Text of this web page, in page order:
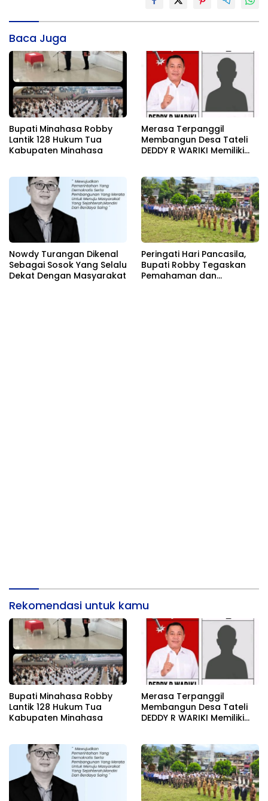
Baca Juga
Bupati Minahasa Robby
Lantik 128 Hukum Tua
Kabupaten Minahasa
Merasa Terpanggil
Membangun Desa Tateli
DEDDY R WARIKI Memiliki
Nowdy Turangan Dikenal
Sebagai Sosok Yang Selalu
Dekat Dengan Masyarakat
Peringati Hari Pancasila,
Bupati Robby Tegaskan
Pemahaman dan
Rekomendasi untuk kamu
Bupati Minahasa Robby
Lantik 128 Hukum Tua
Kabupaten Minahasa
Merasa Terpanggil
Membangun Desa Tateli
DEDDY R WARIKI Memiliki